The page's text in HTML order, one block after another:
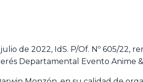
de 2022, IdS. P/Of. Nº 605/
Departamental Evento Anime &